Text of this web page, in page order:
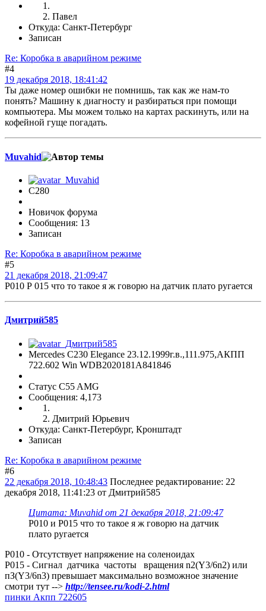
Павел
Откуда: Санкт-Петербург
Записан
Re: Коробка в аварийном режиме
#4
19 декабря 2018, 18:41:42
Ты даже номер ошибки не помнишь, так как же нам-то
понять? Машину к диагносту и разбираться при помощи
компьютера. Мы можем только на картах раскинуть, или на
кофейной гуще погадать.
Muvahid
C280
Новичок форума
Сообщения: 13
Записан
Re: Коробка в аварийном режиме
#5
21 декабря 2018, 21:09:47
Р010 Р 015 что то такое я ж говорю на датчик плато ругается
Дмитрий585
Mercedes C230 Elegance 23.12.1999г.в.,111.975,АКПП
722.602 Win WDB2020181A841846
Статус C55 AMG
Сообщения: 4,173
Дмитрий Юрьевич
Откуда: Санкт-Петербург, Кронштадт
Записан
Re: Коробка в аварийном режиме
#6
22 декабря 2018, 10:48:43 Последнее редактирование: 22
декабря 2018, 11:41:23 от Дмитрий585
Цитата: Muvahid от 21 декабря 2018, 21:09:47
Р010 и Р015 что то такое я ж говорю на датчик
плато ругается
Р010 - Отсутствует напряжение на соле­ноидах
Р015 - Сигнал датчика частоты враще­ния n2(Y3/6n2) или
пЗ(Y3/6n3) превышает максимально возмож­ное значение
смотри тут --> http://tensee.ru/kodi-2.html
пинки Акпп 722605